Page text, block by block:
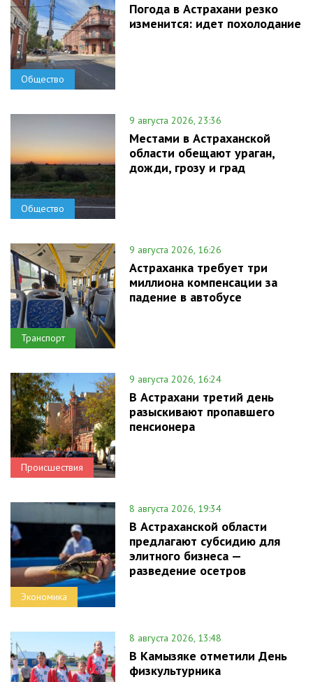
Общество
Погода в Астрахани резко
изменится: идет похолодание
Общество
9 августа 2026, 23:36
Местами в Астраханской
области обещают ураган,
дожди, грозу и град
Транспорт
9 августа 2026, 16:26
Астраханка требует три
миллиона компенсации за
падение в автобусе
Происшествия
9 августа 2026, 16:24
В Астрахани третий день
разыскивают пропавшего
пенсионера
Экономика
8 августа 2026, 19:34
В Астраханской области
предлагают субсидию для
элитного бизнеса —
разведение осетров
8 августа 2026, 13:48
В Камызяке отметили День
физкультурника